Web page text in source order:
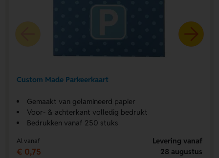
Custom Made Parkeerkaart
Gemaakt van gelamineerd papier
Voor- & achterkant volledig bedrukt
Bedrukken vanaf 250 stuks
Al vanaf
€ 0,75
Levering vanaf
28 augustus